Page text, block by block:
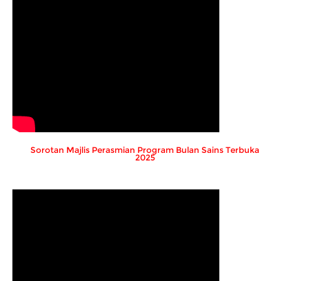
Sorotan Majlis Perasmian Program Bulan Sains Terbuka
2025